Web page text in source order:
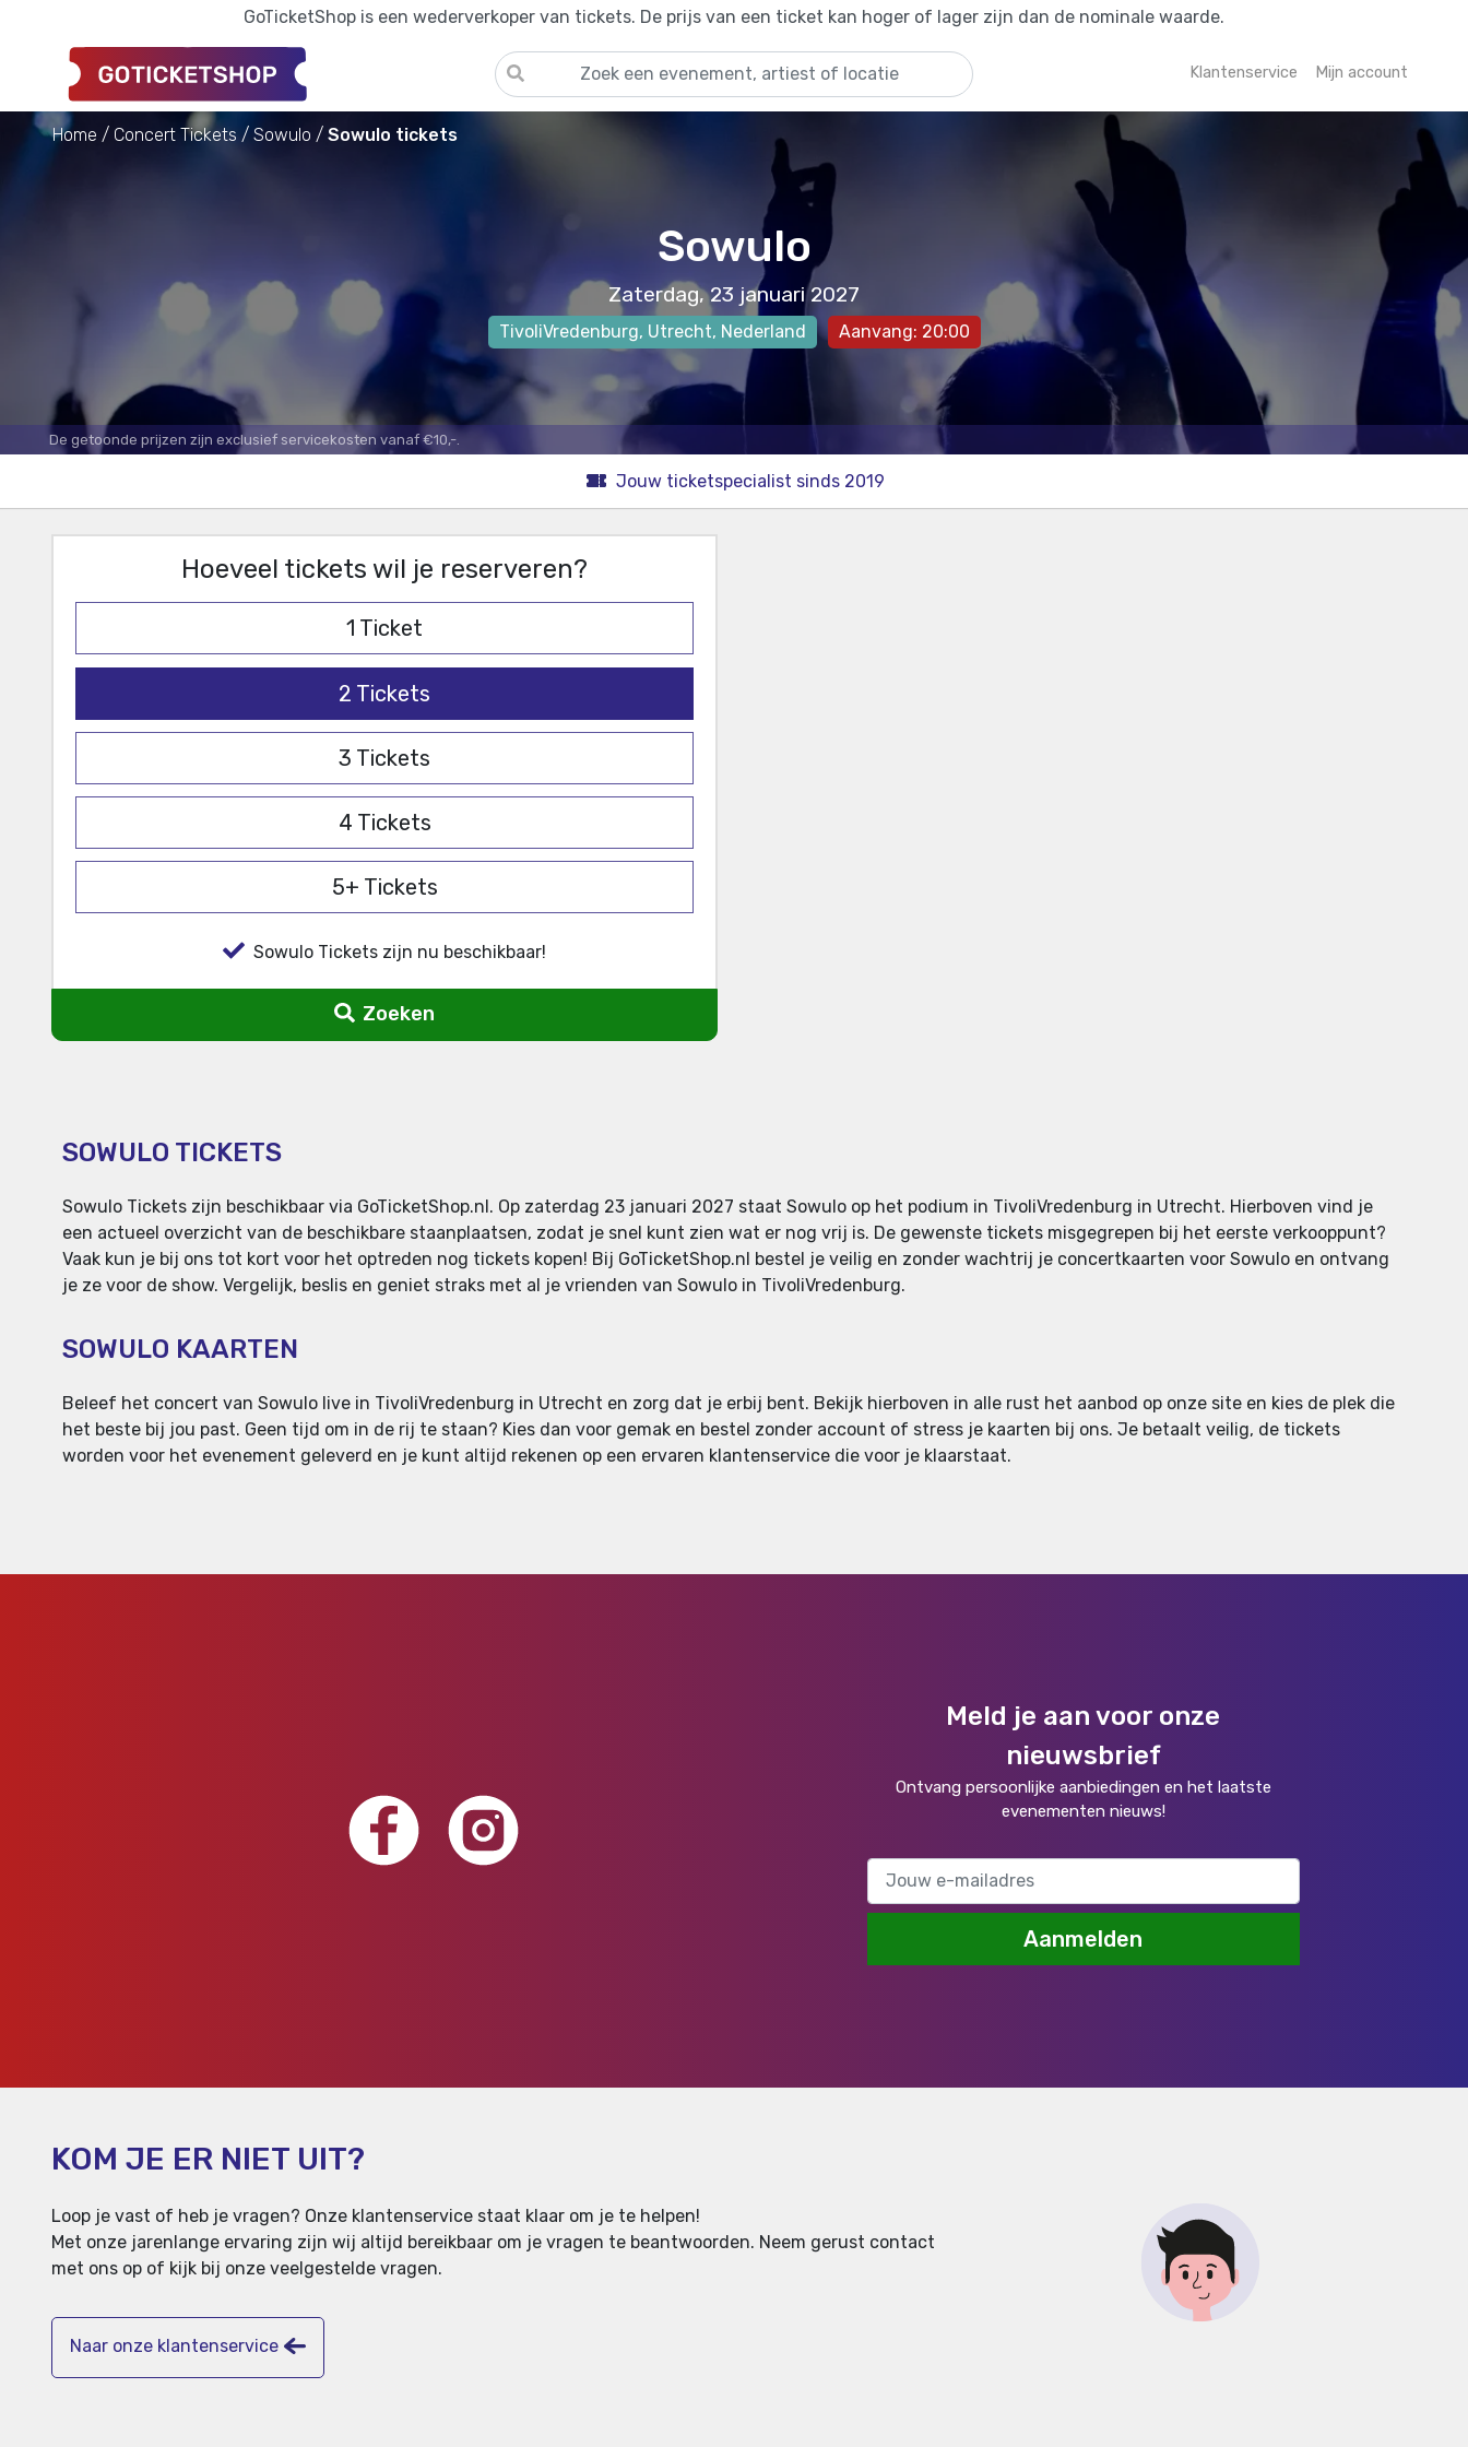
GoTicketShop is een wederverkoper van tickets. De prijs van een ticket kan hoger of lager zijn dan de nominale waarde.
Klantenservice Mijn account
Home Concert Tickets Sowulo Sowulo tickets
Sowulo
Zaterdag, 23 januari 2027
TivoliVredenburg, Utrecht, Nederland Aanvang: 20:00
De getoonde prijzen zijn exclusief servicekosten vanaf €10,-.
Jouw ticketspecialist sinds 2019
Hoeveel tickets wil je reserveren?
1 Ticket
2 Tickets
3 Tickets
4 Tickets
5+ Tickets
Sowulo Tickets zijn nu beschikbaar!
Zoeken
SOWULO TICKETS
Sowulo Tickets zijn beschikbaar via GoTicketShop.nl. Op zaterdag 23 januari 2027 staat Sowulo op het podium in TivoliVredenburg in Utrecht. Hierboven vind je
een actueel overzicht van de beschikbare staanplaatsen, zodat je snel kunt zien wat er nog vrij is. De gewenste tickets misgegrepen bij het eerste verkooppunt?
Vaak kun je bij ons tot kort voor het optreden nog tickets kopen! Bij GoTicketShop.nl bestel je veilig en zonder wachtrij je concertkaarten voor Sowulo en ontvang
je ze voor de show. Vergelijk, beslis en geniet straks met al je vrienden van Sowulo in TivoliVredenburg.
SOWULO KAARTEN
Beleef het concert van Sowulo live in TivoliVredenburg in Utrecht en zorg dat je erbij bent. Bekijk hierboven in alle rust het aanbod op onze site en kies de plek die
het beste bij jou past. Geen tijd om in de rij te staan? Kies dan voor gemak en bestel zonder account of stress je kaarten bij ons. Je betaalt veilig, de tickets
worden voor het evenement geleverd en je kunt altijd rekenen op een ervaren klantenservice die voor je klaarstaat.
Meld je aan voor onze
nieuwsbrief
Ontvang persoonlijke aanbiedingen en het laatste
evenementen nieuws!
Aanmelden
KOM JE ER NIET UIT?
Loop je vast of heb je vragen? Onze klantenservice staat klaar om je te helpen!
Met onze jarenlange ervaring zijn wij altijd bereikbaar om je vragen te beantwoorden. Neem gerust contact
met ons op of kijk bij onze veelgestelde vragen.
Naar onze klantenservice